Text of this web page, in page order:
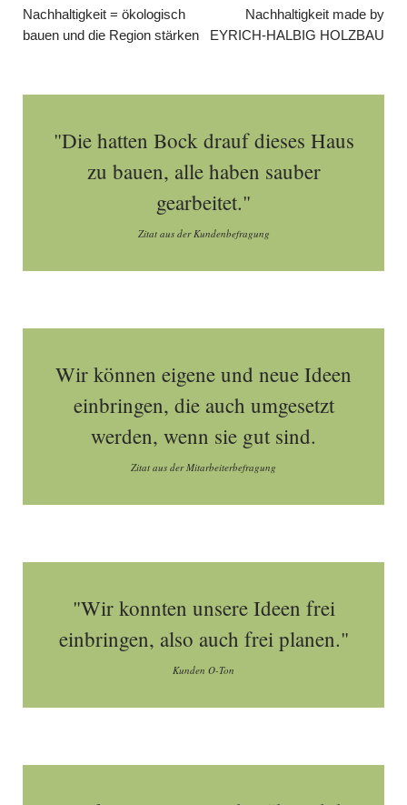
Nachhaltigkeit = ökologisch
bauen und die Region stärken
Nachhaltigkeit made by
EYRICH-HALBIG HOLZBAU
"Die hatten Bock drauf dieses Haus
zu bauen, alle haben sauber
gearbeitet."
Zitat aus der Kundenbefragung
Wir können eigene und neue Ideen
einbringen, die auch umgesetzt
werden, wenn sie gut sind.
Zitat aus der Mitarbeiterbefragung
"Wir konnten unsere Ideen frei
einbringen, also auch frei planen."
Kunden O-Ton